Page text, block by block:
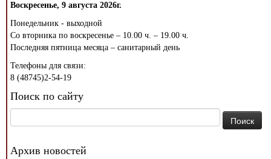
Воскресенье, 9 августа 2026г.
Понедельник - выходной
Со вторника по воскресенье – 10.00 ч. – 19.00 ч.
Последняя пятница месяца – санитарный день
Телефоны для связи:
8 (48745)2-54-19
Поиск по сайту
Архив новостей